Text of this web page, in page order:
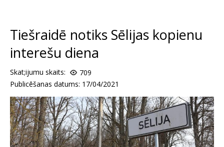
Tiešraidē notiks Sēlijas kopienu
interešu diena
Skat;ijumu skaits:
709
Publicēšanas datums: 17/04/2021